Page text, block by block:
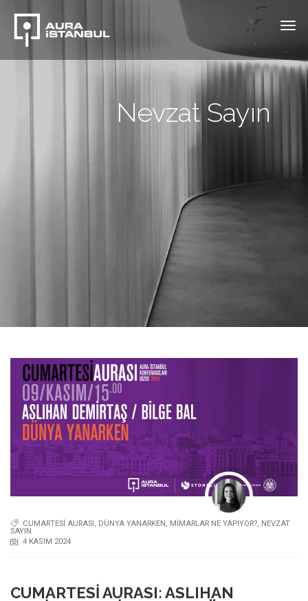
CUMARTESI AURASI, DÜNYA YANARKEN, MIMARLAR NE YAPIYOR?, NEVZAT
SAYIN
4 KASIM 2024
CUMARTESI AURASI: ASLIHAN